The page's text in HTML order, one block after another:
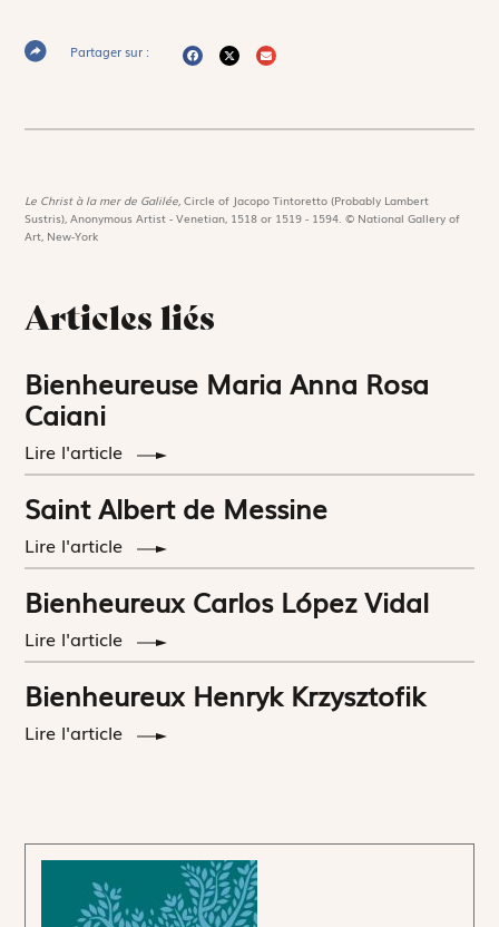
Partager sur :
Le Christ à la mer de Galilée,Circle of Jacopo Tintoretto (Probably Lambert
Sustris), Anonymous Artist - Venetian, 1518 or 1519 - 1594. © National Gallery of
Art, New-York
Articles liés
Bienheureuse Maria Anna Rosa
Caiani
Lire l'article
Saint Albert de Messine
Lire l'article
Bienheureux Carlos López Vidal
Lire l'article
Bienheureux Henryk Krzysztofik
Lire l'article